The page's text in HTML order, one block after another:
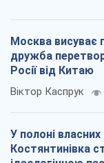
Москва висуває
дружба
Росії від Китаю
Віктор Каспрук
У полоні власних
Костянтинівка